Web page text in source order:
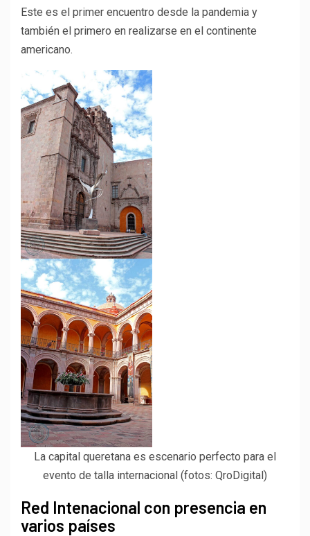
Este es el primer encuentro desde la pandemia y
también el primero en realizarse en el continente
americano.
La capital queretana es escenario perfecto para el
evento de talla internacional (fotos: QroDigital)
Red Intenacional con presencia en
varios países